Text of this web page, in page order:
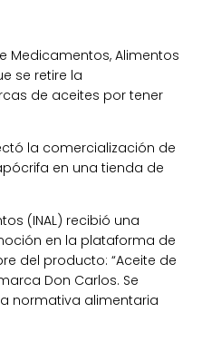
Medicamentos, Alimentos
se retire la
de aceites por tener
la comercialización de
en una tienda de
(INAL) recibió una
en la plataforma de
del producto: “Aceite de
Don Carlos. Se
normativa alimentaria